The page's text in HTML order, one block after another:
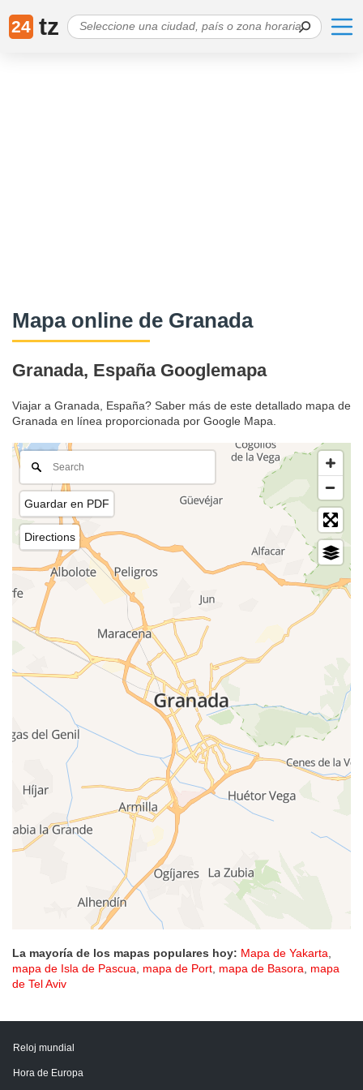
24 tz
Mapa online de Granada
Granada, España Googlemapa
Viajar a Granada, España? Saber más de este detallado mapa de
Granada en línea proporcionada por Google Mapa.
Guardar en PDF
Directions
La mayoría de los mapas populares hoy: Mapa de Yakarta,
mapa de Isla de Pascua, mapa de Port, mapa de Basora, mapa
de Tel Aviv
Reloj mundial
Hora de Europa